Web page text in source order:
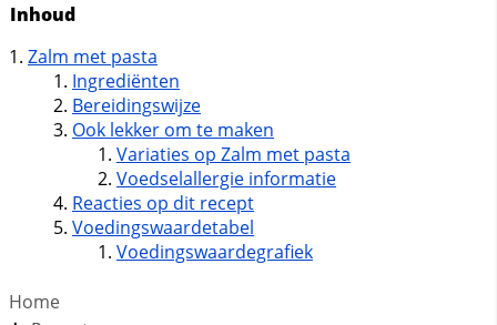
Inhoud
Zalm met pasta
Ingrediënten
Bereidingswijze
Ook lekker om te maken
Variaties op Zalm met pasta
Voedselallergie informatie
Reacties op dit recept
Voedingswaardetabel
Voedingswaardegrafiek
Home